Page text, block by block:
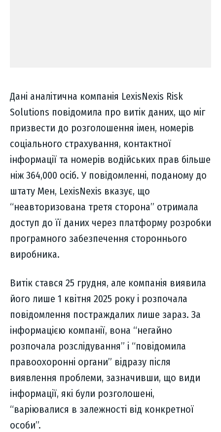
Дані аналітична компанія LexisNexis Risk
Solutions повідомила про витік даних, що міг
призвести до розголошення імен, номерів
соціального страхування, контактної
інформації та номерів водійських прав більше
ніж 364,000 осіб. У повідомленні, поданому до
штату Мен, LexisNexis вказує, що
“неавторизована третя сторона” отримала
доступ до її даних через платформу розробки
програмного забезпечення стороннього
виробника.
Витік стався 25 грудня, але компанія виявила
його лише 1 квітня 2025 року і розпочала
повідомлення постраждалих лише зараз. За
інформацією компанії, вона “негайно
розпочала розслідування” і “повідомила
правоохоронні органи” відразу після
виявлення проблеми, зазначивши, що види
інформації, які були розголошені,
“варіювалися в залежності від конкретної
особи”.